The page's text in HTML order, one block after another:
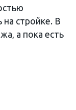
на стройке. В
а пока есть